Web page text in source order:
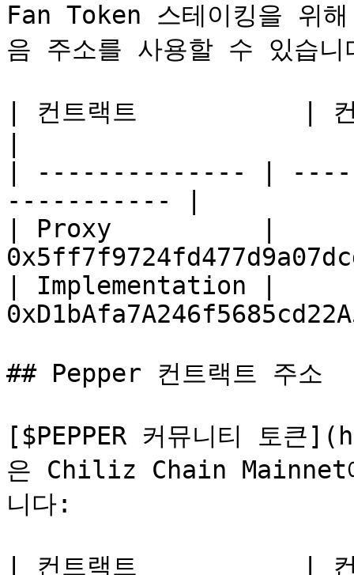
Fan Token 스테이킹을
음 주소를 사용할 수 있습
| 컨트랙트           | 컨
| -------------- |
----------- |
| Proxy          |
| Implementation |
## Pepper 컨트랙트 주소
[$PEPPER 커뮤니티 토
은 Chiliz Chain Mainnet
니다:
| 컨트랙트           | 컨